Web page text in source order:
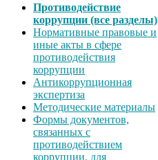
Противодействие
коррупции (все разделы)
Нормативные правовые и
иные акты в сфере
противодействия
коррупции
Антикоррупционная
экспертиза
Методические материалы
Формы документов,
связанных с
противодействием
коррупции, для